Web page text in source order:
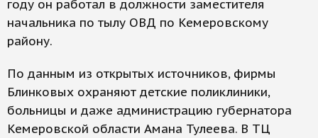
году он работал в должности заместителя
начальника по тылу ОВД по Кемеровскому
району.
По данным из открытых источников, фирмы
Блинковых охраняют детские поликлиники,
больницы и даже администрацию губернатора
Кемеровской области Амана Тулеева. В ТЦ